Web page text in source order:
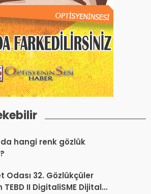
hangi renk gözlük
Odası 32. Gözlükçüler
TEBD II DigitaliSME Dijital